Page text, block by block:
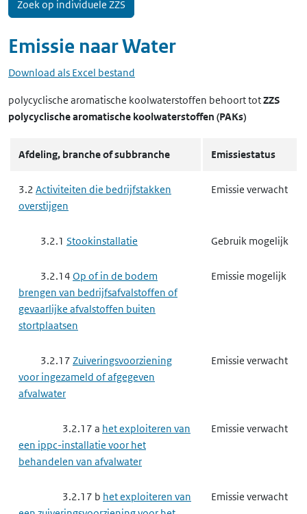
Emissie naarWater
Download als Excel bestand
polycyclische aromatische koolwaterstoffen behoort totZZS
polycyclische aromatische koolwaterstoffen (PAKs)
Afdeling, branche of subbranche Emissiestatus
3.2 Activiteiten die bedrijfstakken
overstijgen
Emissie verwacht
3.2.1 Stookinstallatie Gebruik mogelijk
3.2.14 Op of in de bodem
brengen van bedrijfsafvalstoffen of
gevaarlijke afvalstoffen buiten
stortplaatsen
Emissie mogelijk
3.2.17 Zuiveringsvoorziening
voor ingezameld of afgegeven
afvalwater
Emissie verwacht
3.2.17 a het exploiteren van
een ippc-installatie voor het
behandelen van afvalwater
Emissie verwacht
3.2.17 b het exploiteren van
Emissie verwacht